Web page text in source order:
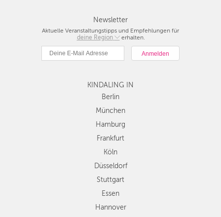
KÖLN
DÜSSELDORF
STUTTGART
HANNOVER
DRESDEN
WIEN
ZÜRICH
Newsletter
Aktuelle Veranstaltungstipps und Empfehlungen für
deine Region
Berlin
München
Hamburg
Köln
Düsseldorf
Stuttgart
Essen
Dresden
Nürnberg
Wien
Zürich
Andere
Regionen
erhalten.
KINDALING IN
Berlin
München
Hamburg
Frankfurt
Köln
Düsseldorf
Stuttgart
Essen
Hannover